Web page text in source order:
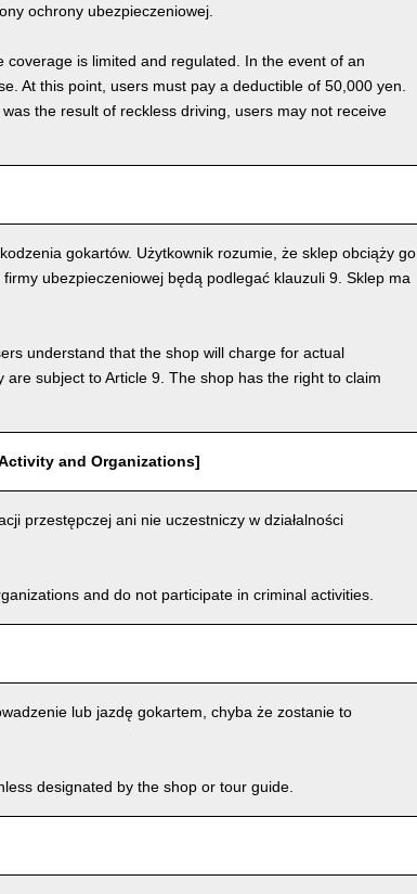
ochrony ubezpieczeniowej.
is limited and regulated. In the event of an
At this point, users must pay a deductible of 50,000 yen.
the result of reckless driving, users may not receive
gokartów. Użytkownik rozumie, że sklep obciąży go
ubezpieczeniowej będą podlegać klauzuli 9. Sklep ma
understand that the shop will charge for actual
subject to Article 9. The shop has the right to claim
and Organizations]
przestępczej ani nie uczestniczy w działalności
and do not participate in criminal activities.
lub jazdę gokartem, chyba że zostanie to
designated by the shop or tour guide.